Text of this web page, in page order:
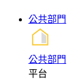
公共部門
公共部門
平台